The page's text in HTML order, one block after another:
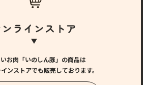
ラインストア
お肉「いのしん豚」の商品は
ンストアでも販売しております。